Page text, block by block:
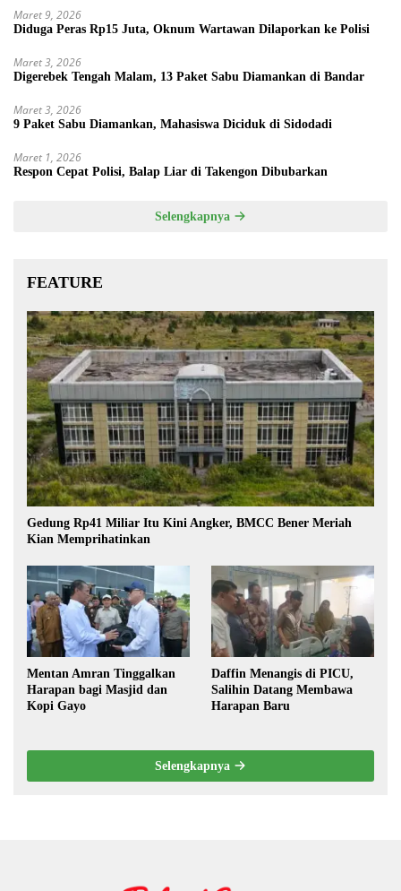
Maret 9, 2026
Diduga Peras Rp15 Juta, Oknum Wartawan Dilaporkan ke Polisi
Maret 3, 2026
Digerebek Tengah Malam, 13 Paket Sabu Diamankan di Bandar
Maret 3, 2026
9 Paket Sabu Diamankan, Mahasiswa Diciduk di Sidodadi
Maret 1, 2026
Respon Cepat Polisi, Balap Liar di Takengon Dibubarkan
Selengkapnya
FEATURE
Gedung Rp41 Miliar Itu Kini Angker, BMCC Bener Meriah
Kian Memprihatinkan
Mentan Amran Tinggalkan
Harapan bagi Masjid dan
Kopi Gayo
Daffin Menangis di PICU,
Salihin Datang Membawa
Harapan Baru
Selengkapnya